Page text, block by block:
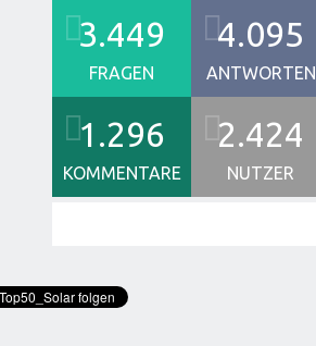
3.449
FRAGEN
4.095
ANTWORTEN
1.296
KOMMENTARE
2.424
NUTZER